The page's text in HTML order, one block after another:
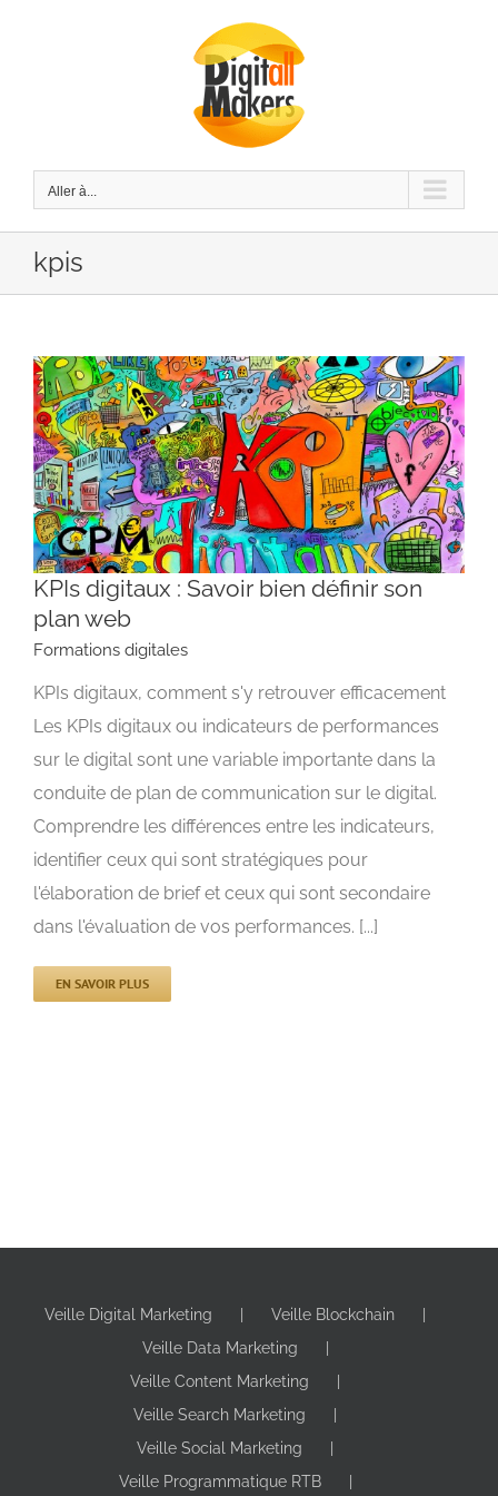
Aller à...
kpis
KPIs digitaux : Savoir bien définir son plan web
Formations digitales
KPIs digitaux : Savoir bien définir son
plan web
Formations digitales
KPIs digitaux, comment s'y retrouver efficacement
Les KPIs digitaux ou indicateurs de performances
sur le digital sont une variable importante dans la
conduite de plan de communication sur le digital.
Comprendre les différences entre les indicateurs,
identifier ceux qui sont stratégiques pour
l'élaboration de brief et ceux qui sont secondaire
dans l'évaluation de vos performances. [...]
EN SAVOIR PLUS
Veille Digital Marketing
Veille Blockchain
Veille Data Marketing
Veille Content Marketing
Veille Search Marketing
Veille Social Marketing
Veille Programmatique RTB